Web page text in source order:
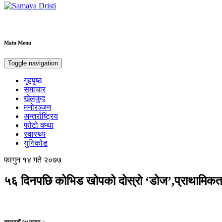
Main Menu
Toggle navigation
गृहपृष्ठ
समाचार
खेलकुद
मनोरञ्जन
अन्तर्राष्ट्रिय
फोटो कथा
स्वास्थ्य
युनिकोड
फागुन १४ गते २०७७
५६ दिनपछि कोभिड खोपको दोस्रो